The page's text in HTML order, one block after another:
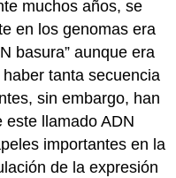
muchos años, se
en los genomas era
basura” aunque era
tanta secuencia
sin embargo, han
este llamado ADN
importantes en la
de la expresión